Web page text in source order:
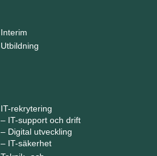
Interim
Utbildning
IT-rekrytering
– IT-support och drift
– Digital utveckling
– IT-säkerhet